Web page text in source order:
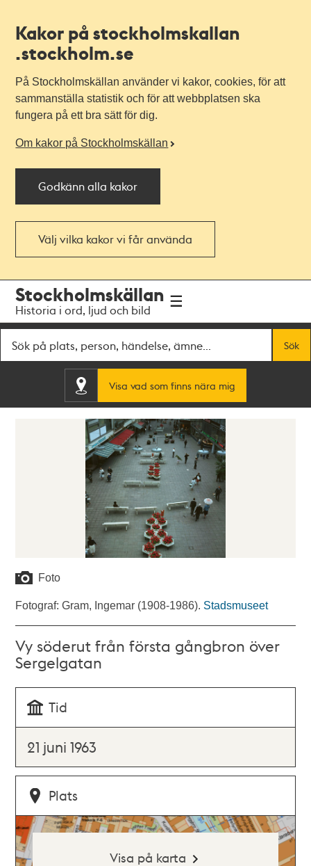
Kakor på stockholmskallan
.stockholm.se
På Stockholmskällan använder vi kakor, cookies, för att
sammanställa statistik och för att webbplatsen ska
fungera på ett bra sätt för dig.
Om kakor på Stockholmskällan
Godkänn alla kakor
Välj vilka kakor vi får använda
navigationen
huvudinnehållet
Stockholmskällan
Historia i ord, ljud och bild
Sök
Visa vad som finns nära mig
Foto
Fotograf: Gram, Ingemar (1908-1986). Stadsmuseet
Vy söderut från första gångbron över
Sergelgatan
Tid
21 juni 1963
Plats
Visa på karta